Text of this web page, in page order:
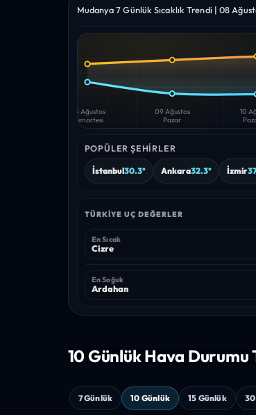
Mudanya 7 Günlük Sıcaklık Trendi | 08
—
Düşük
—
08 Ağustos
Cumartesi
09 Ağustos
Pazar
10
POPÜLER ŞEHIRLER
İstanbul30.3° Ankara32.3° İzmir
TÜRKIYE UÇ DEĞERLER
En Sıcak
Cizre
En Soğuk
Ardahan
10 Günlük Hava Durumu
7 Günlük 10 Günlük 15 Günlük